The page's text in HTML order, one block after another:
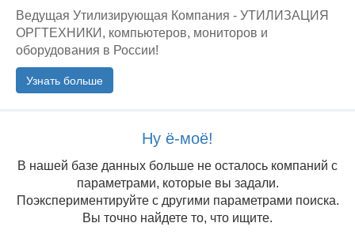
Ведущая Утилизирующая Компания - УТИЛИЗАЦИЯ
ОРГТЕХНИКИ, компьютеров, мониторов и
оборудования в России!
Узнать больше
Ну ё-моё!
В нашей базе данных больше не осталоcь компаний с
параметрами, которые вы задали.
Поэкспериментируйте с другими параметрами поиска.
Вы точно найдете то, что ищите.